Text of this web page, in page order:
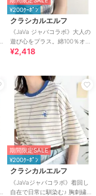
¥200ｸｰﾎﾟﾝ
クラシカルエルフ
《JaVa ジャバコラボ》大人の
遊び心をプラス。綿100％オオ
カミ刺繍Tシャツ（半袖）
¥2,418
期間限定SALE
¥200ｸｰﾎﾟﾝ
クラシカルエルフ
《JaVaジャバコラボ》着回し
自在で日常に馴染む♪ 胸刺繍マ